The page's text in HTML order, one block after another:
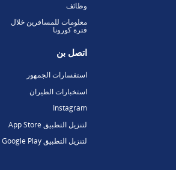
وظائف
معلومات للمسافرين خلال
فترة كورونا
اتصل بن
استفسارات الجمهور
استخبارات الطيران
Instagram
لتنزيل التطبيق App Store
لتنزيل التطبيق Google Play